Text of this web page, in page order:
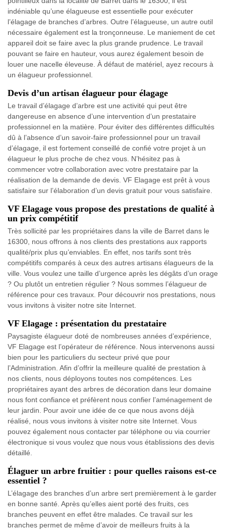
indéniable qu’une élagueuse est essentielle pour exécuter
l’élagage de branches d’arbres. Outre l’élagueuse, un autre outil
nécessaire également est la tronçonneuse. Le maniement de cet
appareil doit se faire avec la plus grande prudence. Le travail
pouvant se faire en hauteur, vous aurez également besoin de
louer une nacelle éleveuse. À défaut de matériel, ayez recours à
un élagueur professionnel.
Devis d’un artisan élagueur pour élagage
Le travail d’élagage d’arbre est une activité qui peut être
dangereuse en absence d’une intervention d’un prestataire
professionnel en la matière. Pour éviter des différentes difficultés
dû à l’absence d’un savoir-faire professionnel pour un travail
d’élagage, il est fortement conseillé de confié votre projet à un
élagueur le plus proche de chez vous. N’hésitez pas à
commencer votre collaboration avec votre prestataire par la
réalisation de la demande de devis. VF Elagage est prêt à vous
satisfaire sur l’élaboration d’un devis gratuit pour vous satisfaire.
VF Elagage vous propose des prestations de qualité à
un prix compétitif
Très sollicité par les propriétaires dans la ville de Barret dans le
16300, nous offrons à nos clients des prestations aux rapports
qualité/prix plus qu’enviables. En effet, nos tarifs sont très
compétitifs comparés à ceux des autres artisans élagueurs de la
ville. Vous voulez une taille d’urgence après les dégâts d’un orage
? Ou plutôt un entretien régulier ? Nous sommes l’élagueur de
référence pour ces travaux. Pour découvrir nos prestations, nous
vous invitons à visiter notre site Internet.
VF Elagage : présentation du prestataire
Paysagiste élagueur doté de nombreuses années d’expérience,
VF Elagage est l’opérateur de référence. Nous intervenons aussi
bien pour les particuliers du secteur privé que pour
l’Administration. Afin d’offrir la meilleure qualité de prestation à
nos clients, nous déployons toutes nos compétences. Les
propriétaires ayant des arbres de décoration dans leur domaine
nous font confiance et préfèrent nous confier l’aménagement de
leur jardin. Pour avoir une idée de ce que nous avons déjà
réalisé, nous vous invitons à visiter notre site Internet. Vous
pouvez également nous contacter par téléphone ou via courrier
électronique si vous voulez que nous vous établissions des devis
détaillé.
Élaguer un arbre fruitier : pour quelles raisons est-ce
essentiel ?
L’élagage des branches d’un arbre sert premièrement à le garder
en bonne santé. Après qu’elles aient porté des fruits, ces
branches peuvent en effet être malades. Ce travail sur les
branches permet de même d’avoir de meilleurs fruits à la